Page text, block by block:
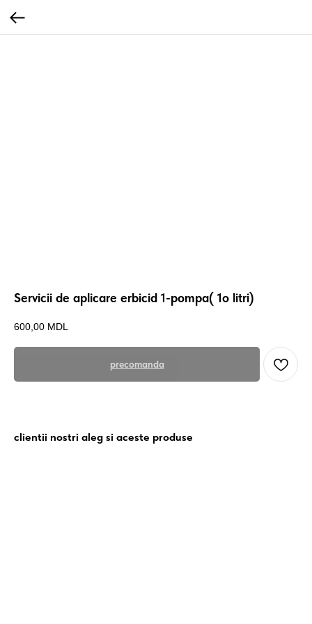
Servicii de aplicare erbicid 1-pompa( 1o litri)
600,00 MDL
precomanda
clientii nostri aleg si aceste produse